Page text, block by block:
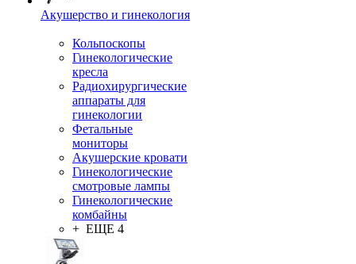
Акушерство и гинекология
Кольпоскопы
Гинекологические
кресла
Радиохирургические
аппараты для
гинекологии
Фетальные
мониторы
Акушерские кровати
Гинекологические
смотровые лампы
Гинекологические
комбайны
+ ЕЩЕ 4